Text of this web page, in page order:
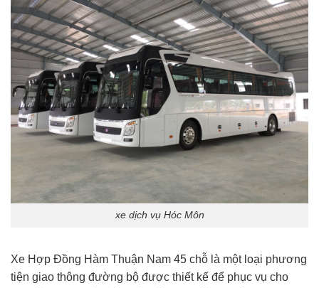
xe dịch vụ Hóc Môn
Xe Hợp Đồng Hàm Thuận Nam 45 chỗ là một loại phương
tiện giao thông đường bộ được thiết kế để phục vụ cho